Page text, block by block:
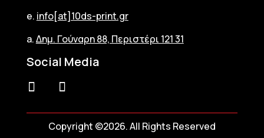
e. info[at]10ds-print.gr
a.Δημ. Γούναρη 88, Περιστέρι 121 31
Social Media
Copyright ©2026. All Rights Reserved